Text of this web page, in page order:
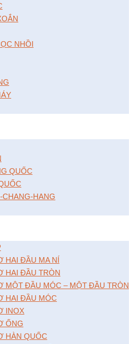
NHỒI
QUỐC
CHANG-HANG
HAI ĐẦU MA NÍ
HAI ĐẦU TRÒN
MỘT ĐẦU MÓC – MỘT ĐẦU TRÒN
HAI ĐẦU MÓC
INOX
ỐNG
HÀN QUỐC